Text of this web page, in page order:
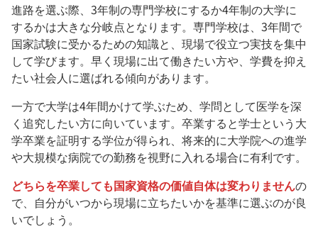
進路を選ぶ際、3年制の専門学校にするか4年制の大学に
するかは大きな分岐点となります。専門学校は、3年間で
国家試験に受かるための知識と、現場で役立つ実技を集中
して学びます。早く現場に出て働きたい方や、学費を抑え
たい社会人に選ばれる傾向があります。
一方で大学は4年間かけて学ぶため、学問として医学を深
く追究したい方に向いています。卒業すると学士という大
学卒業を証明する学位が得られ、将来的に大学院への進学
や大規模な病院での勤務を視野に入れる場合に有利です。
どちらを卒業しても国家資格の価値自体は変わりませんの
で、自分がいつから現場に立ちたいかを基準に選ぶのが良
いでしょう。